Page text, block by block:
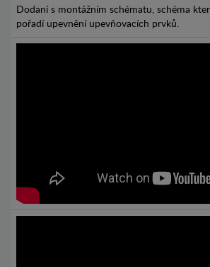
Dodaní s montážním schématu, schéma
pořadí upevnění upevňovacích prvků.